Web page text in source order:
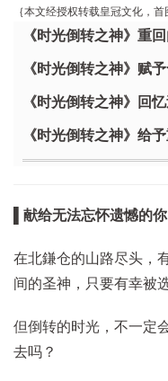
｛本文经授权转载皇冠文化，首
《时光倒转之神》重
《时光倒转之神》赋
《时光倒转之神》回
《时光倒转之神》给
▌献给无法忘怀遗憾的你
在北鎌仓的山路尽头，
间的圣神，只要有幸被
但倒转的时光，不一定
去吗？